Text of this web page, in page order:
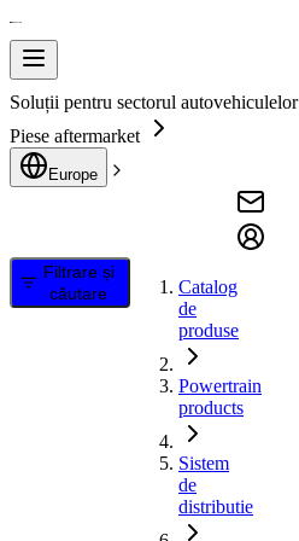
Soluții pentru sectorul autovehiculelor
Piese aftermarket
Europe
Filtrare și
căutare
Catalog
de
produse
Powertrain
products
Sistem
de
distributie